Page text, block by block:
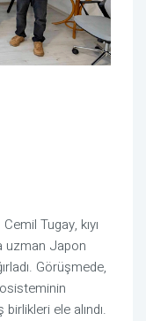
Tugay, kıyı
uzman Japon
Görüşmede,
ele alındı.